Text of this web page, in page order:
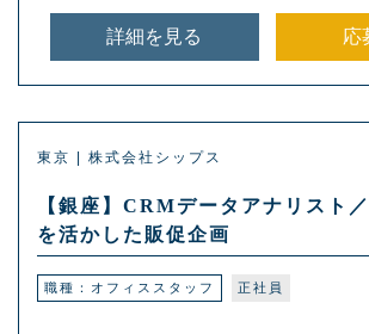
詳細を見る 応
東京 | 株式会社シップス
【銀座】CRMデータアナリスト
を活かした販促企画
職種：オフィススタッフ 正社員